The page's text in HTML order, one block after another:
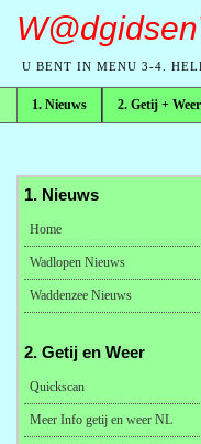
U BENT IN MENU 3-4.
1. Nieuws 2. Getij + Weer
1. Nieuws
Home
Wadlopen Nieuws
Waddenzee Nieuws
2. Getij en Weer
Quickscan
Meer Info getij en weer NL